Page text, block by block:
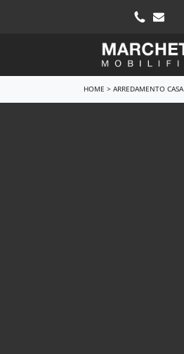
HOME > ARREDAMENTO CASA